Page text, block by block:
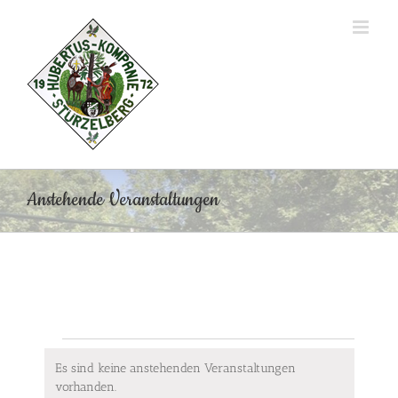
Anstehende Veranstaltungen
Veranstaltungen
Hinweis
Es sind keine anstehenden Veranstaltungen
vorhanden.